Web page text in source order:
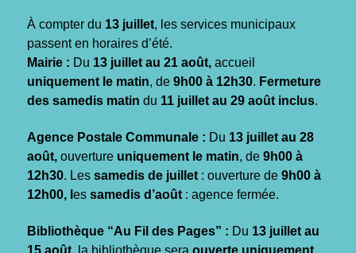
À compter du 13 juillet, les services municipaux
passent en horaires d’été.
Mairie : Du 13 juillet au 21 août, accueil
uniquement le matin, de 9h00 à 12h30. Fermeture
des samedis matin du 11 juillet au 29 août inclus.
Agence Postale Communale : Du 13 juillet au 28
août, ouverture uniquement le matin, de 9h00 à
12h30. Les samedis de juillet : ouverture de 9h00 à
12h00, l es samedis d’août : agence fermée.
Bibliothèque “Au Fil des Pages” : Du 13 juillet au
15 août, la bibliothèque sera ouverte uniquement